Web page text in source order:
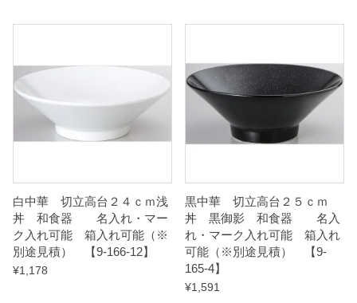
y
白中華 切立高台２４ｃｍ浅
丼 和食器 名入れ・マー
ク入れ可能 箱入れ可能（※
別途見積） 【9-166-12】
¥1,178
黒中華 切立高台２５ｃｍ
丼 黒御影 和食器 名入
れ・マーク入れ可能 箱入れ
可能（※別途見積） 【9-
165-4】
¥1,591